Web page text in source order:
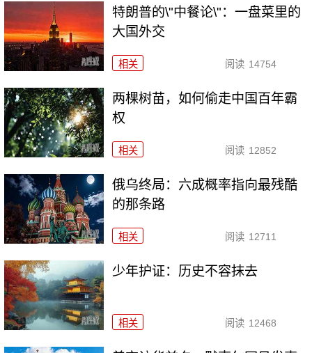
特朗普的\"中餐论\"：一盘菜里的
大国外交
相关 阅读 14754
两棵树苗，如何偷走中国百年霸
权
相关 阅读 12852
俄乌终局：六成概率指向最残酷
的那条路
相关 阅读 12711
少年护证：历史不容抹去
相关 阅读 12468